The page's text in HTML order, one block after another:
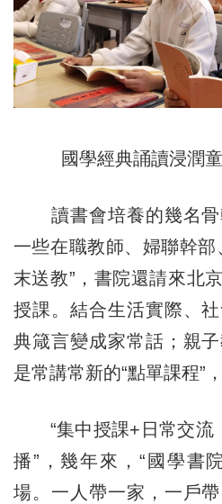
國學經典誦讀浸潤
讀書會培養的幾名骨
一些在職教師、婦聯幹部
末送教”，書院還請來北
授課。結合生活實際、
典箴言變成家常話；親
是常講常新的“點單課程”
“集中授課+日常交流
播”，幾年來，“國學書
場。一人帶一家，一戶